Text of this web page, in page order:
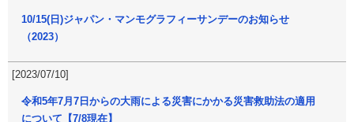
10/15(日)ジャパン・マンモグラフィーサンデーのお知らせ
（2023）
[2023/07/10]
令和5年7月7日からの大雨による災害にかかる災害救助法の適用
について【7/8現在】